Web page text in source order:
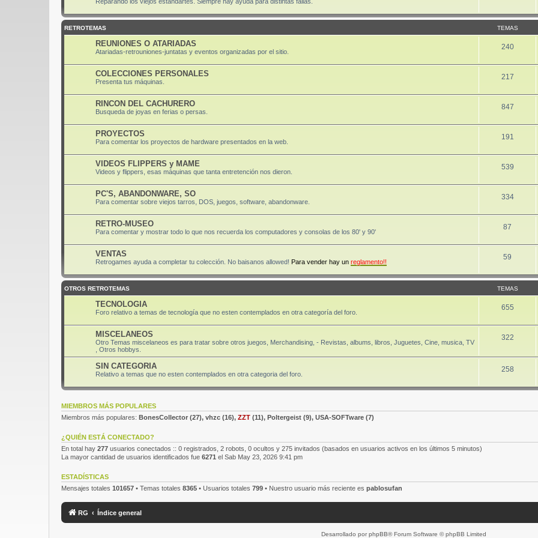
RETROTEMAS TEMAS
REUNIONES O ATARIADAS
Atariadas-retrouniones-juntatas y eventos organizadas por el sitio.
240
COLECCIONES PERSONALES
Presenta tus máquinas.
217
RINCON DEL CACHURERO
Busqueda de joyas en ferias o persas.
847
PROYECTOS
Para comentar los proyectos de hardware presentados en la web.
191
VIDEOS FLIPPERS y MAME
Videos y flippers, esas máquinas que tanta entretención nos dieron.
539
PC'S, ABANDONWARE, SO
Para comentar sobre viejos tarros, DOS, juegos, software, abandonware.
334
RETRO-MUSEO
Para comentar y mostrar todo lo que nos recuerda los computadores y consolas de los 80' y 90'
87
VENTAS
Retrogames ayuda a completar tu colección. No baisanos allowed! Para vender hay un reglamento!!
59
OTROS RETROTEMAS TEMAS
TECNOLOGIA
Foro relativo a temas de tecnología que no esten contemplados en otra categoría del foro.
655
MISCELANEOS
Otro Temas miscelaneos es para tratar sobre otros juegos, Merchandising, - Revistas, albums, libros, Juguetes, Cine, musica, TV
, Otros hobbys.
322
SIN CATEGORIA
Relativo a temas que no esten contemplados en otra categoria del foro.
258
MIEMBROS MÁS POPULARES
Miembros más populares: BonesCollector (27), vhzc (16), ZZT (11), Poltergeist (9), USA-SOFTware (7)
¿QUIÉN ESTÁ CONECTADO?
En total hay 277 usuarios conectados :: 0 registrados, 2 robots, 0 ocultos y 275 invitados (basados en usuarios activos en los últimos 5 minutos)
La mayor cantidad de usuarios identificados fue 6271 el Sab May 23, 2026 9:41 pm
ESTADÍSTICAS
Mensajes totales 101657 • Temas totales 8365 • Usuarios totales 799 • Nuestro usuario más reciente es pablosufan
RG Índice general
Desarrollado por phpBB® Forum Software © phpBB Limited